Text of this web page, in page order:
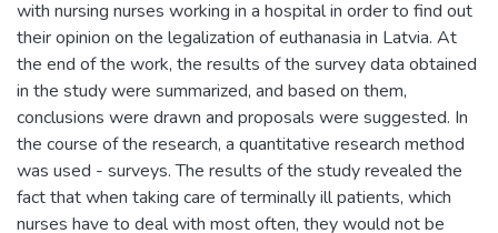
with nursing nurses working in a hospital in order to find out
their opinion on the legalization of euthanasia in Latvia. At
the end of the work, the results of the survey data obtained
in the study were summarized, and based on them,
conclusions were drawn and proposals were suggested. In
the course of the research, a quantitative research method
was used - surveys. The results of the study revealed the
fact that when taking care of terminally ill patients, which
nurses have to deal with most often, they would not be